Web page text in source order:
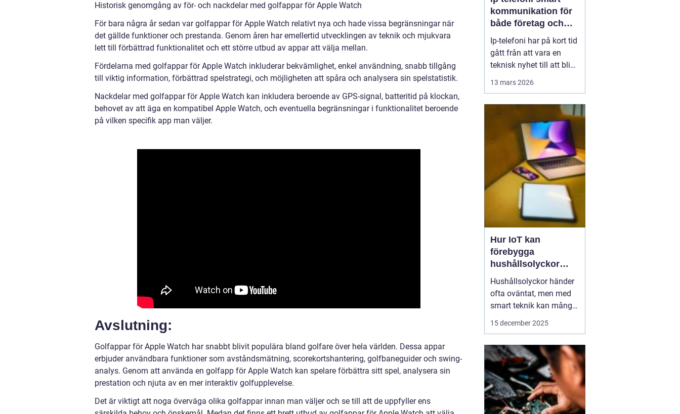
Historisk genomgång av för- och nackdelar med golfappar för Apple Watch
För bara några år sedan var golfappar för Apple Watch relativt nya och hade vissa begränsningar när
det gällde funktioner och prestanda. Genom åren har emellertid utvecklingen av teknik och mjukvara
lett till förbättrad funktionalitet och ett större utbud av appar att välja mellan.
Fördelarna med golfappar för Apple Watch inkluderar bekvämlighet, enkel användning, snabb tillgång
till viktig information, förbättrad spelstrategi, och möjligheten att spåra och analysera sin spelstatistik.
Nackdelar med golfappar för Apple Watch kan inkludera beroende av GPS-signal, batteritid på klockan,
behovet av att äga en kompatibel Apple Watch, och eventuella begränsningar i funktionalitet beroende
på vilken specifik app man väljer.
Avslutning:
Golfappar för Apple Watch har snabbt blivit populära bland golfare över hela världen. Dessa appar
erbjuder användbara funktioner som avståndsmätning, scorekortshantering, golfbaneguider och swing-
analys. Genom att använda en golfapp för Apple Watch kan spelare förbättra sitt spel, analysera sin
prestation och njuta av en mer interaktiv golfupplevelse.
Det är viktigt att noga överväga olika golfappar innan man väljer och se till att de uppfyller ens
kommunikation för
både företag och
privatpersoner
Ip-telefoni har på kort tid
gått från att vara en
teknisk nyhet till att bli
ner och mobilen tar över
vår vardag behövs
flexibla lösningar som
kombinerar klassisk
telefoni med modern...
13 mars 2026
Hur IoT kan
förebygga
hushållsolyckor
innan de inträffar
Hushållsolyckor händer
ofta oväntat, men med
smart teknik kan många
av dem förebyggas
Things, gör det möjligt
för hemmet att övervaka
och reagera p...
15 december 2025